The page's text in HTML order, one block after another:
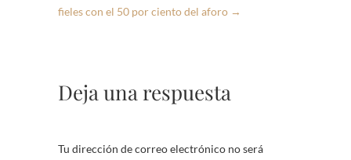
fieles con el 50 por ciento del aforo →
Deja una respuesta
Tu dirección de correo electrónico no será